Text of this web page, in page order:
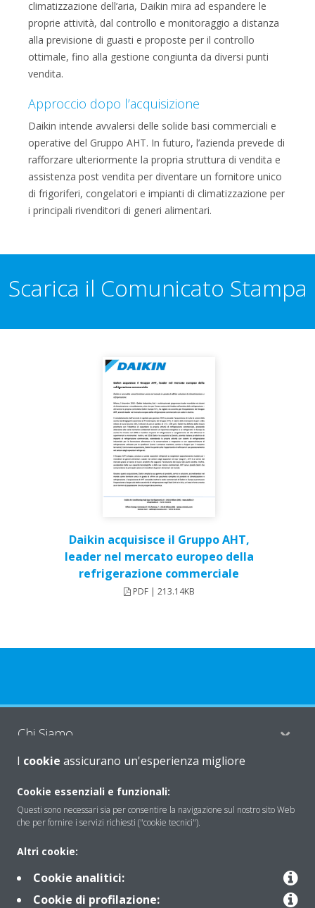
climatizzazione dell’aria, Daikin mira ad espandere le
proprie attività, dal controllo e monitoraggio a distanza
alla previsione di guasti e proposte per il controllo
ottimale, fino alla gestione congiunta da diversi punti
vendita.
Approccio dopo l’acquisizione
Daikin intende avvalersi delle solide basi commerciali e
operative del Gruppo AHT. In futuro, l’azienda prevede di
rafforzare ulteriormente la propria struttura di vendita e
assistenza post vendita per diventare un fornitore unico
di frigoriferi, congelatori e impianti di climatizzazione per
i principali rivenditori di generi alimentari.
Scarica il Comunicato Stampa
Daikin acquisisce il Gruppo AHT,
leader nel mercato europeo della
refrigerazione commerciale
PDF | 213.14KB
Chi Siamo
Soluzioni
Periodo di supporto definito
I cookie assicurano un'esperienza migliore
Cookie essenziali e funzionali:
Questi sono necessari sia per consentire la navigazione sul nostro sito Web
che per fornire i servizi richiesti ("cookie tecnici").
Altri cookie:
Cookie analitici:
Cookie di profilazione: